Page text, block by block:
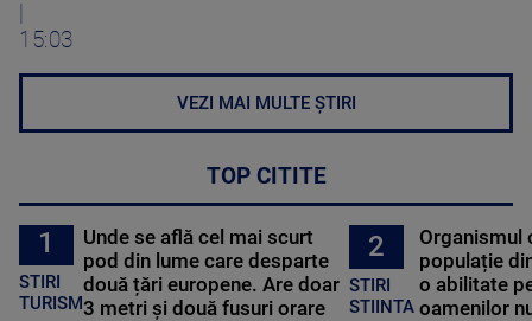
15:03
VEZI MAI MULTE ȘTIRI
TOP CITITE
1
STIRI
TURISM
Unde se află cel mai scurt
pod din lume care desparte
două țări europene. Are doar
3 metri și două fusuri orare
2
STIRI
STIINTA
Organismul
populație
o abilitate
oamenilor